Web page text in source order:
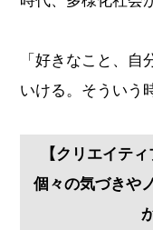
「好きなこと、
いける。そういう
【クリエイテ
個々の気づきや